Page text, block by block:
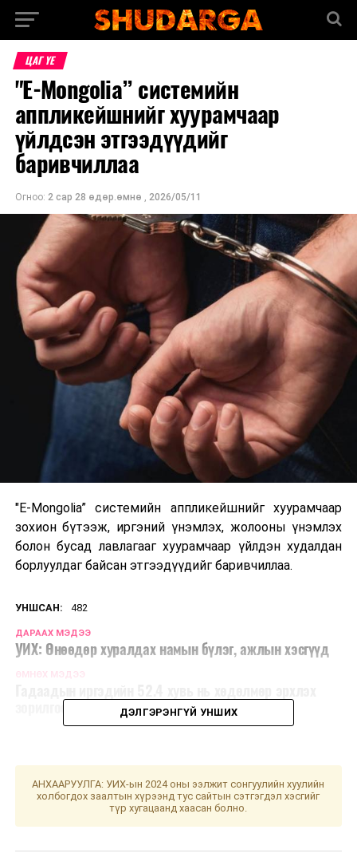
ЦАГ ҮЕ
"E-Mongolia” системийн
аппликейшнийг хуурамчаар
үйлдсэн этгээдүүдийг
баривчиллаа
Огноо: 2 сар 28 өдөр.өмнө , 2026/05/11
"E-Mongolia” системийн аппликейшнийг хуурамчаар
зохион бүтээж, иргэний үнэмлэх, жолооны үнэмлэх
болон бусад лавлагааг хуурамчаар үйлдэн худалдан
борлуулдаг байсан этгээдүүдийг баривчиллаа.
УНШСАН: 482
ДАРААХ МЭДЭЭ
УИХ: Өнөөдөр хуралдах намын бүлэг, ажлын хэсгүүд
ӨМНӨХ МЭДЭЭ
зорилгоор оршин сууж байна
ДЭЛГЭРЭНГҮЙ УНШИХ
АНХААРУУЛГА: УИХ-ын 2024 оны ээлжит сонгуулийн хуулийн
холбогдох заалтын хүрээнд тус сайтын сэтгэгдэл хэсгийг
түр хугацаанд хаасан болно.